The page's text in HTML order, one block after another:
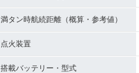
満タン時航続距離（概算・参考値）
点火装置
搭載バッテリー・型式